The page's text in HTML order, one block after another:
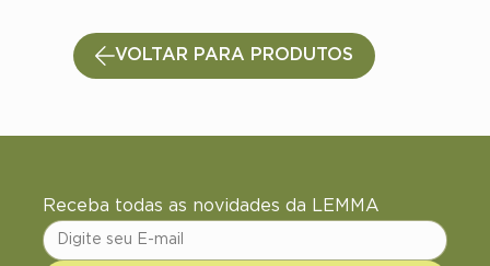
VOLTAR PARA PRODUTOS
Receba todas as novidades da LEMMA